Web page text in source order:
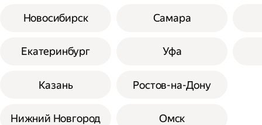
Новосибирск
Екатеринбург
Казань
Нижний Новгород
Самара
Уфа
Ростов-на-Дону
Омск